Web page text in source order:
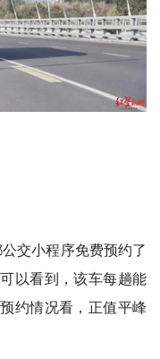
交小程序免费预约了
以看到，该车每趟能
约情况看，正值平峰